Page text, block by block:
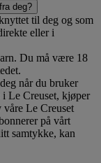
deg?
til deg og som
eller i
Du må være 18
når du bruker
i Le Creuset, kjøper
våre Le Creuset
på vårt
samtykke, kan